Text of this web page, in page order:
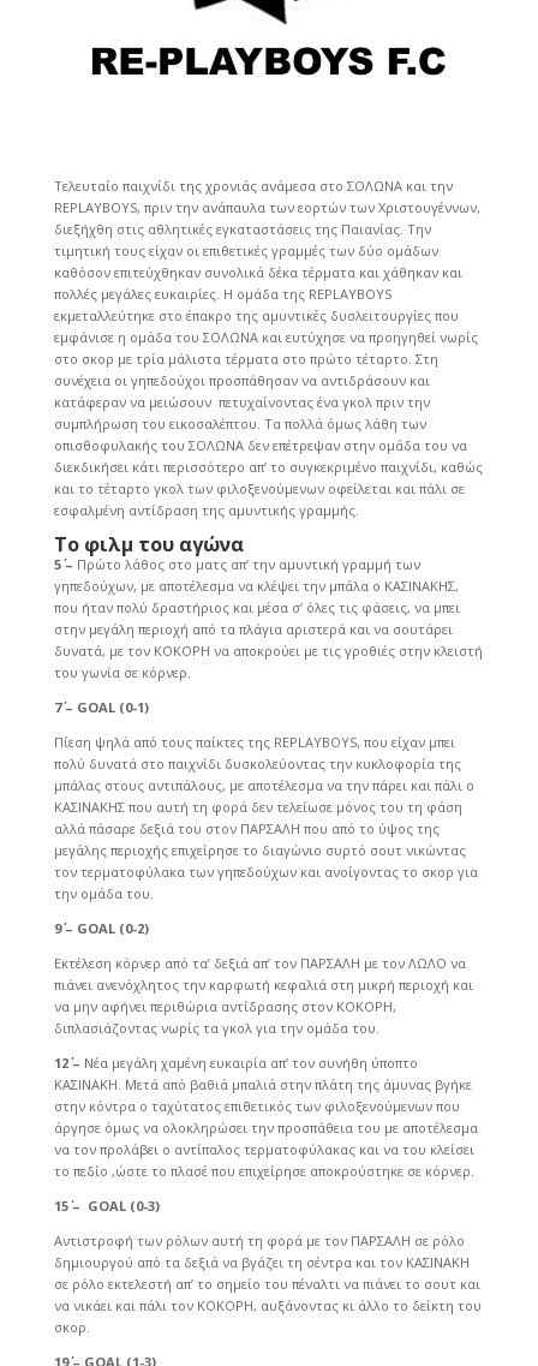
Τελευταίο παιχνίδι της χρονιάς ανάμεσα στο ΣΟΛΩΝΑ και την
REPLAYBOYS, πριν την ανάπαυλα των εορτών των Χριστουγέννων,
διεξήχθη στις αθλητικές εγκαταστάσεις της Παιανίας. Την
τιμητική τους είχαν οι επιθετικές γραμμές των δύο ομάδων
καθόσον επιτεύχθηκαν συνολικά δέκα τέρματα και χάθηκαν και
πολλές μεγάλες ευκαιρίες. Η ομάδα της REPLAYBOYS
εκμεταλλεύτηκε στο έπακρο της αμυντικές δυσλειτουργίες που
εμφάνισε η ομάδα του ΣΟΛΩΝΑ και ευτύχησε να προηγηθεί νωρίς
στο σκορ με τρία μάλιστα τέρματα στο πρώτο τέταρτο. Στη
συνέχεια οι γηπεδούχοι προσπάθησαν να αντιδράσουν και
κατάφεραν να μειώσουν πετυχαίνοντας ένα γκολ πριν την
συμπλήρωση του εικοσαλέπτου. Τα πολλά όμως λάθη των
οπισθοφυλακής του ΣΟΛΩΝΑ δεν επέτρεψαν στην ομάδα του να
διεκδικήσει κάτι περισσότερο απ’ το συγκεκριμένο παιχνίδι, καθώς
και το τέταρτο γκολ των φιλοξενούμενων οφείλεται και πάλι σε
εσφαλμένη αντίδραση της αμυντικής γραμμής.
Το φιλμ του αγώνα
5΄ – Πρώτο λάθος στο ματς απ’ την αμυντική γραμμή των
γηπεδούχων, με αποτέλεσμα να κλέψει την μπάλα ο ΚΑΣΙΝΑΚΗΣ,
που ήταν πολύ δραστήριος και μέσα σ’ όλες τις φάσεις, να μπει
στην μεγάλη περιοχή από τα πλάγια αριστερά και να σουτάρει
δυνατά, με τον ΚΟΚΟΡΗ να αποκρούει με τις γροθιές στην κλειστή
του γωνία σε κόρνερ.
7΄ – GOAL (0-1)
Πίεση ψηλά από τους παίκτες της REPLAYBOYS, που είχαν μπει
πολύ δυνατά στο παιχνίδι δυσκολεύοντας την κυκλοφορία της
μπάλας στους αντιπάλους, με αποτέλεσμα να την πάρει και πάλι ο
ΚΑΣΙΝΑΚΗΣ που αυτή τη φορά δεν τελείωσε μόνος του τη φάση
αλλά πάσαρε δεξιά του στον ΠΑΡΣΑΛΗ που από το ύψος της
μεγάλης περιοχής επιχείρησε το διαγώνιο συρτό σουτ νικώντας
τον τερματοφύλακα των γηπεδούχων και ανοίγοντας το σκορ για
την ομάδα του.
9΄ – GOAL (0-2)
Εκτέλεση κόρνερ από τα’ δεξιά απ’ τον ΠΑΡΣΑΛΗ με τον ΛΩΛΟ να
πιάνει ανενόχλητος την καρφωτή κεφαλιά στη μικρή περιοχή και
να μην αφήνει περιθώρια αντίδρασης στον ΚΟΚΟΡΗ,
διπλασιάζοντας νωρίς τα γκολ για την ομάδα του.
12΄ – Νέα μεγάλη χαμένη ευκαιρία απ’ τον συνήθη ύποπτο
ΚΑΣΙΝΑΚΗ. Μετά από βαθιά μπαλιά στην πλάτη της άμυνας βγήκε
στην κόντρα ο ταχύτατος επιθετικός των φιλοξενούμενων που
άργησε όμως να ολοκληρώσει την προσπάθεια του με αποτέλεσμα
να τον προλάβει ο αντίπαλος τερματοφύλακας και να του κλείσει
το πεδίο ,ώστε το πλασέ που επιχείρησε αποκρούστηκε σε κόρνερ.
15΄ – GOAL (0-3)
Αντιστροφή των ρόλων αυτή τη φορά με τον ΠΑΡΣΑΛΗ σε ρόλο
δημιουργού από τα δεξιά να βγάζει τη σέντρα και τον ΚΑΣΙΝΑΚΗ
σε ρόλο εκτελεστή απ’ το σημείο του πέναλτι να πιάνει το σουτ και
να νικάει και πάλι τον ΚΟΚΟΡΗ, αυξάνοντας κι άλλο το δείκτη του
σκορ.
19΄ – GOAL (1-3)